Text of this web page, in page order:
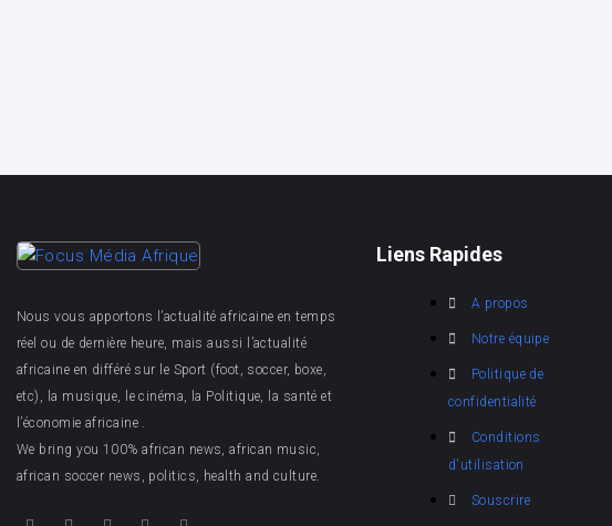
Nous vous apportons l’actualité africaine en temps
réel ou de dernière heure, mais aussi l’actualité
africaine en différé sur le Sport (foot, soccer, boxe,
etc), la musique, le cinéma, la Politique, la santé et
l’économie africaine .
We bring you 100% african news, african music,
african soccer news, politics, health and culture.
Liens Rapides
A propos
Notre équipe
Politique de
confidentialité
Conditions
d'utilisation
Souscrire